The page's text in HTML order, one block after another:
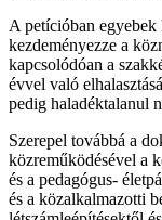
A petícióban
kezdeményezze a
kapcsolódóan a
évvel való
pedig haladéktalanul
Szerepel továbbá a
közreműködésével a
és a pedagógus-
és a közalkalmazotti